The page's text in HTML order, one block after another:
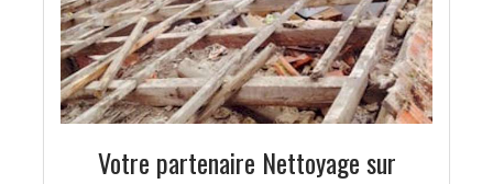
Votre partenaire Nettoyage sur